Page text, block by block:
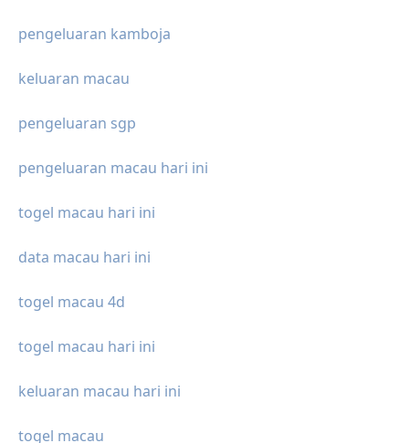
pengeluaran kamboja
keluaran macau
pengeluaran sgp
pengeluaran macau hari ini
togel macau hari ini
data macau hari ini
togel macau 4d
togel macau hari ini
keluaran macau hari ini
togel macau